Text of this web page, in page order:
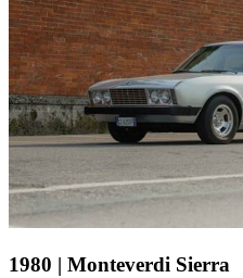
1980 | Monteverdi Sierra